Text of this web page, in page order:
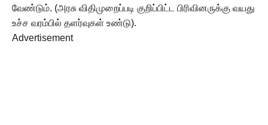
வேண்டும். (அரசு விதிமுறைப்படி குறிப்பிட்ட பிரிவினருக்கு வயது
உச்ச வரம்பில் தளர்வுகள் உண்டு).
Advertisement